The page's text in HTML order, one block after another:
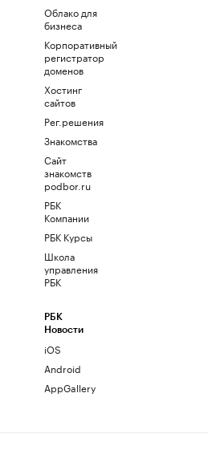
Облако для
бизнеса
Корпоративный
регистратор
доменов
Хостинг
сайтов
Рег.решения
Знакомства
Сайт
знакомств
podbor.ru
РБК
Компании
РБК Курсы
Школа
управления
РБК
РБК
Новости
iOS
Android
AppGallery